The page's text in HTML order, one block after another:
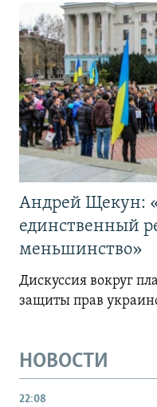
Андрей Щекун:
единственный
меньшинство»
Дискуссия вокруг
защиты прав
НОВОСТИ
22:08